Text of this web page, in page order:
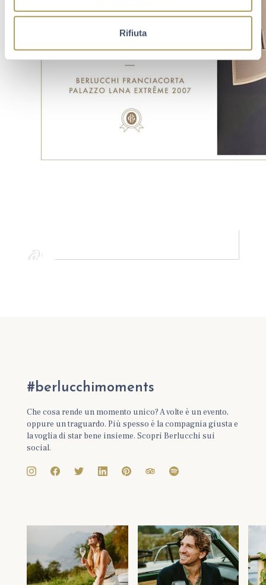
Rifiuta
#berlucchimoments
Che cosa rende un momento unico? A volte è un evento,
oppure un traguardo. Più spesso è la compagnia giusta e
la voglia di star bene insieme. Scopri Berlucchi sui
social.